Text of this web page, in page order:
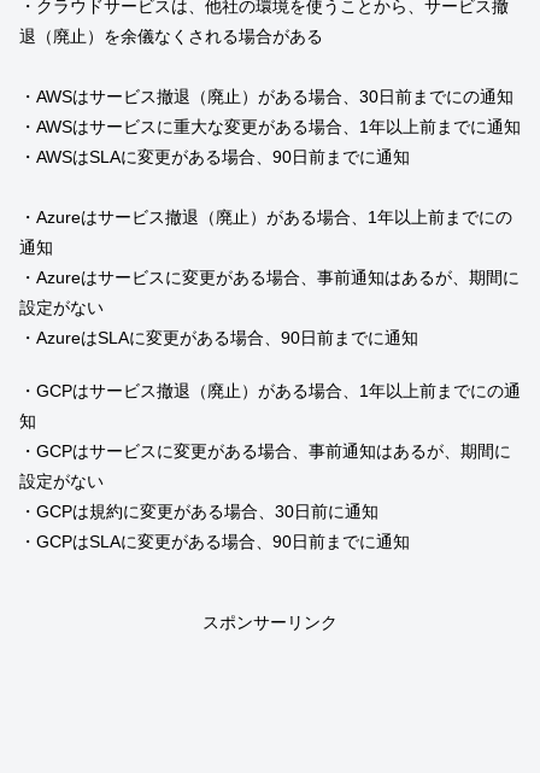
・クラウドサービスは、他社の環境を使うことから、サービス撤
退（廃止）を余儀なくされる場合がある
・AWSはサービス撤退（廃止）がある場合、30日前までにの通知
・AWSはサービスに重大な変更がある場合、1年以上前までに通知
・AWSはSLAに変更がある場合、90日前までに通知
・Azureはサービス撤退（廃止）がある場合、1年以上前までにの
通知
・Azureはサービスに変更がある場合、事前通知はあるが、期間に
設定がない
・AzureはSLAに変更がある場合、90日前までに通知
・GCPはサービス撤退（廃止）がある場合、1年以上前までにの通
知
・GCPはサービスに変更がある場合、事前通知はあるが、期間に
設定がない
・GCPは規約に変更がある場合、30日前に通知
・GCPはSLAに変更がある場合、90日前までに通知
スポンサーリンク